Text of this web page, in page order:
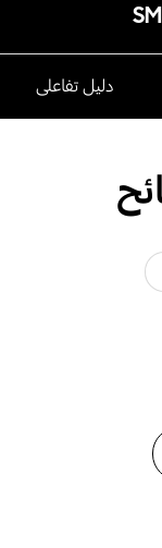
دليل تفاعلى